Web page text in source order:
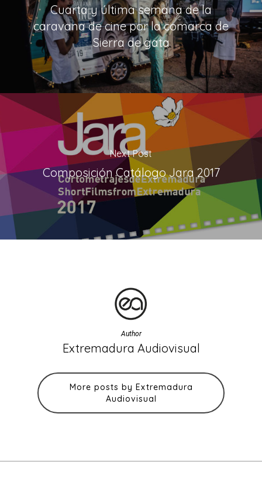
Cuarta y última semana de la
caravana de cine por la comarca de
Sierra de gata
Next Post
Composición Catálogo Jara 2017
Author
Extremadura Audiovisual
More posts by Extremadura
Audiovisual